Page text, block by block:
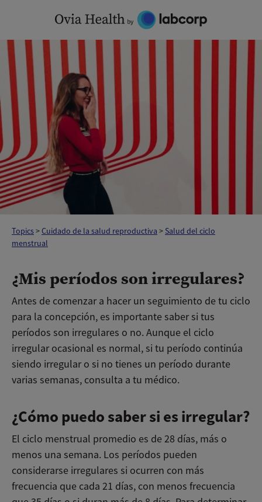
content
Topics>Cuidado de la salud reproductiva > Salud del ciclo
menstrual
¿Mis períodos son irregulares?
Antes de comenzar a hacer un seguimiento de tu ciclo
para la concepción, es importante saber si tus
períodos son irregulares o no. Aunque el ciclo
irregular ocasional es normal, si tu período continúa
siendo irregular o si no tienes un período durante
varias semanas, consulta a tu médico.
¿Cómo puedo saber si es irregular?
El ciclo menstrual promedio es de 28 días, más o
menos una semana. Los períodos pueden
considerarse irregulares si ocurren con más
frecuencia que cada 21 días, con menos frecuencia